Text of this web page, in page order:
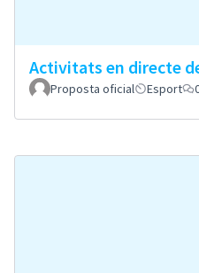
Activitats en directe
Proposta oficial Esport